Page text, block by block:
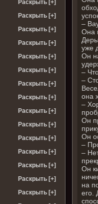
Раскрыть [+]
Раскрыть [+]
Раскрыть [+]
Раскрыть [+]
Раскрыть [+]
Раскрыть [+]
Раскрыть [+]
Раскрыть [+]
Раскрыть [+]
Раскрыть [+]
Раскрыть [+]
Раскрыть [+]
Раскрыть [+]
Раскрыть [+]
Раскрыть [+]
–
Она
уже
Он
–
–
она
–
Он
Он
–
–
Он
на
его.